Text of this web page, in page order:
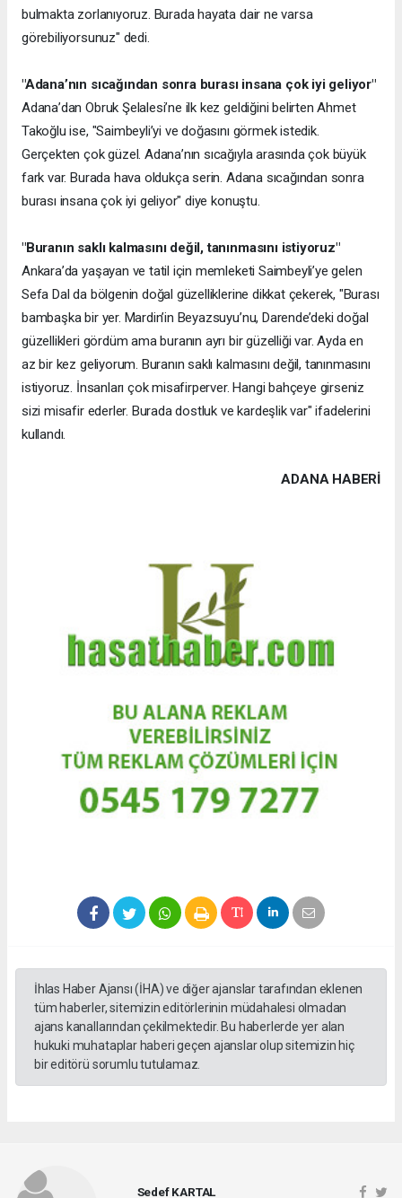
bulmakta zorlanıyoruz. Burada hayata dair ne varsa
görebiliyorsunuz" dedi.
"Adana’nın sıcağından sonra burası insana çok iyi geliyor"
Adana’dan Obruk Şelalesi’ne ilk kez geldiğini belirten Ahmet
Takoğlu ise, "Saimbeyli’yi ve doğasını görmek istedik.
Gerçekten çok güzel. Adana’nın sıcağıyla arasında çok büyük
fark var. Burada hava oldukça serin. Adana sıcağından sonra
burası insana çok iyi geliyor" diye konuştu.
"Buranın saklı kalmasını değil, tanınmasını istiyoruz"
Ankara’da yaşayan ve tatil için memleketi Saimbeyli’ye gelen
Sefa Dal da bölgenin doğal güzelliklerine dikkat çekerek, "Burası
bambaşka bir yer. Mardin’in Beyazsuyu’nu, Darende’deki doğal
güzellikleri gördüm ama buranın ayrı bir güzelliği var. Ayda en
az bir kez geliyorum. Buranın saklı kalmasını değil, tanınmasını
istiyoruz. İnsanları çok misafirperver. Hangi bahçeye girseniz
sizi misafir ederler. Burada dostluk ve kardeşlik var" ifadelerini
kullandı.
ADANA HABERİ
İhlas Haber Ajansı (İHA) ve diğer ajanslar tarafından eklenen
tüm haberler, sitemizin editörlerinin müdahalesi olmadan
ajans kanallarından çekilmektedir. Bu haberlerde yer alan
hukuki muhataplar haberi geçen ajanslar olup sitemizin hiç
bir editörü sorumlu tutulamaz.
Sedef KARTAL